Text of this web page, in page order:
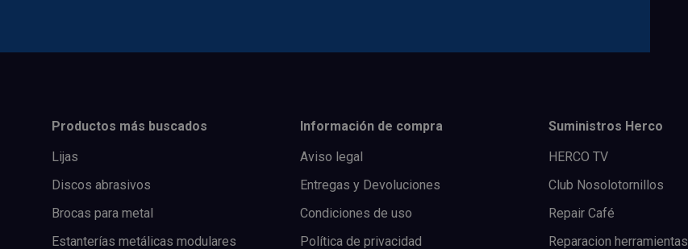
Productos más buscados
Lijas
Discos abrasivos
Brocas para metal
Estanterías metálicas modulares
Información de compra
Aviso legal
Entregas y Devoluciones
Condiciones de uso
Política de privacidad
Suministros Herco
HERCO TV
Club Nosolotornillos
Repair Café
Reparacion herramientas